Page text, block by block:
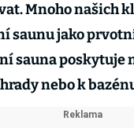
Mnoho našich
saunu jako
sauna poskytuje
nebo k